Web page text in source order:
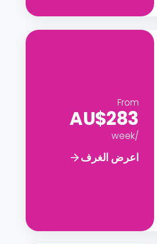
From
AU$283
/week
اعرض الغرف